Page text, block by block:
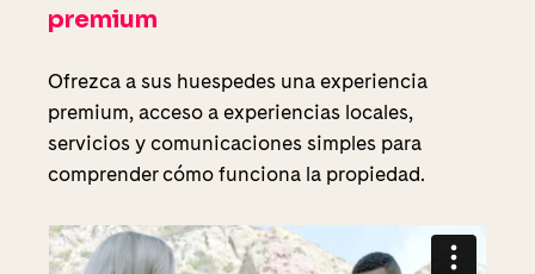
premium
Ofrezca a sus huespedes una experiencia
premium, acceso a experiencias locales,
servicios y comunicaciones simples para
comprender cómo funciona la propiedad.